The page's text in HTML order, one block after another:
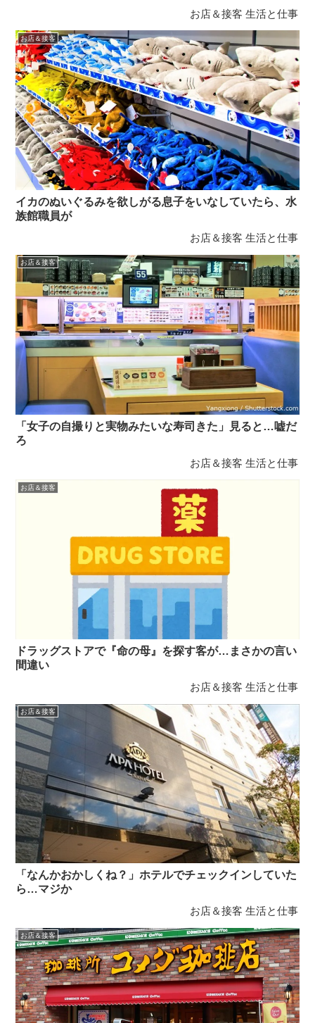
お店＆接客 生活と仕事
お店＆接客
イカのぬいぐるみを欲しがる息子をいなしていたら、水
族館職員が
お店＆接客 生活と仕事
お店＆接客
「女子の自撮りと実物みたいな寿司きた」見ると…嘘だ
ろ
お店＆接客 生活と仕事
お店＆接客
ドラッグストアで『命の母』を探す客が…まさかの言い
間違い
お店＆接客 生活と仕事
お店＆接客
「なんかおかしくね？」ホテルでチェックインしていた
ら…マジか
お店＆接客 生活と仕事
お店＆接客